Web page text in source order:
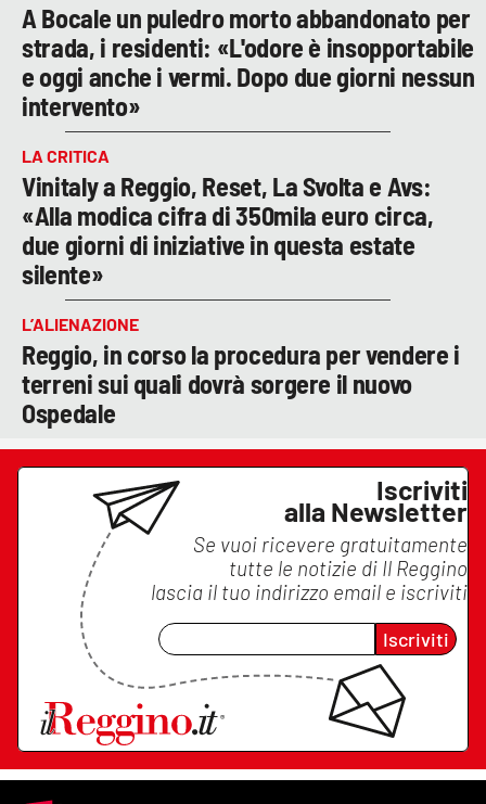
A Bocale un puledro morto abbandonato per
strada, i residenti: «L'odore è insopportabile
e oggi anche i vermi. Dopo due giorni nessun
intervento»
LA CRITICA
Vinitaly a Reggio, Reset, La Svolta e Avs:
«Alla modica cifra di 350mila euro circa,
due giorni di iniziative in questa estate
silente»
L’ALIENAZIONE
Reggio, in corso la procedura per vendere i
terreni sui quali dovrà sorgere il nuovo
Ospedale
Iscriviti
alla Newsletter
Se vuoi ricevere gratuitamente
tutte le notizie di Il Reggino
lascia il tuo indirizzo email e iscriviti
Iscriviti